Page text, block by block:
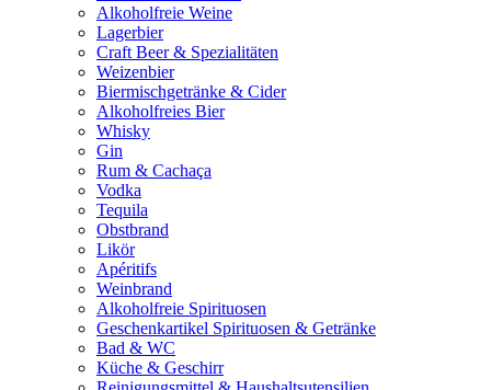
Alkoholfreie Weine
Lagerbier
Craft Beer & Spezialitäten
Weizenbier
Biermischgetränke & Cider
Alkoholfreies Bier
Whisky
Gin
Rum & Cachaça
Vodka
Tequila
Obstbrand
Likör
Apéritifs
Weinbrand
Alkoholfreie Spirituosen
Geschenkartikel Spirituosen & Getränke
Bad & WC
Küche & Geschirr